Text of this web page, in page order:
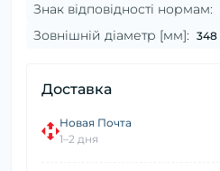
Знак відповідності нормам:
Зовнішній діаметр [мм]: 348
Доставка
Новая Почта
1–2 дня